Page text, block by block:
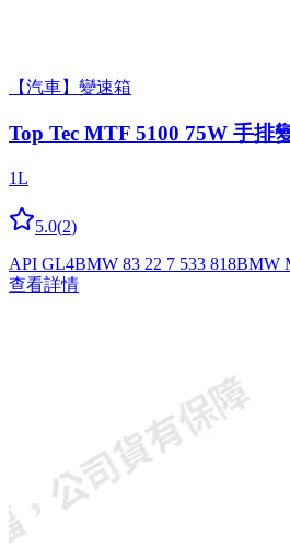
【汽車】變速箱
Top Tec MTF 5100 75W 手排
1L
5.0(2)
API GL4BMW 83 22 7 533 818BMW
查看詳情